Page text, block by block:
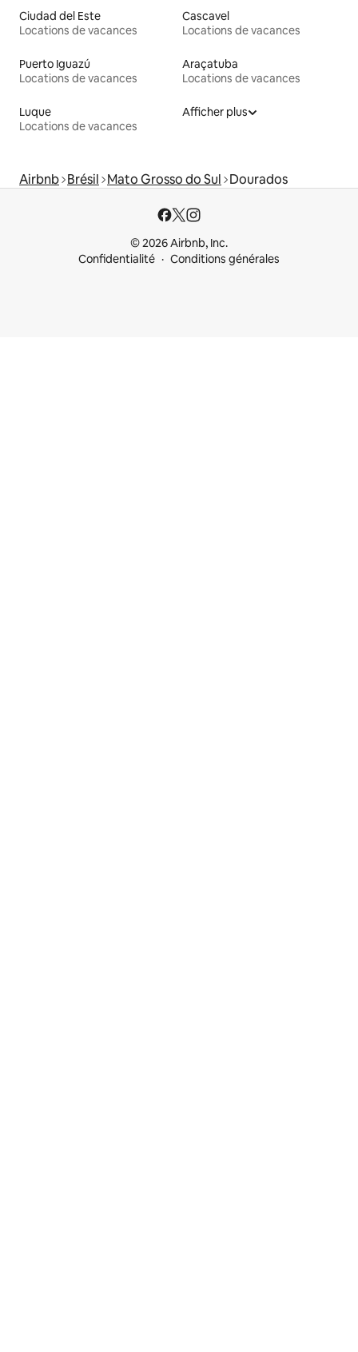
Ciudad del Este
Locations de vacances
Cascavel
Locations de vacances
Puerto Iguazú
Locations de vacances
Araçatuba
Locations de vacances
Luque
Locations de vacances
Afficher plus
Airbnb Brésil Mato Grosso do Sul Dourados
© 2026 Airbnb, Inc.
Confidentialité
Conditions générales